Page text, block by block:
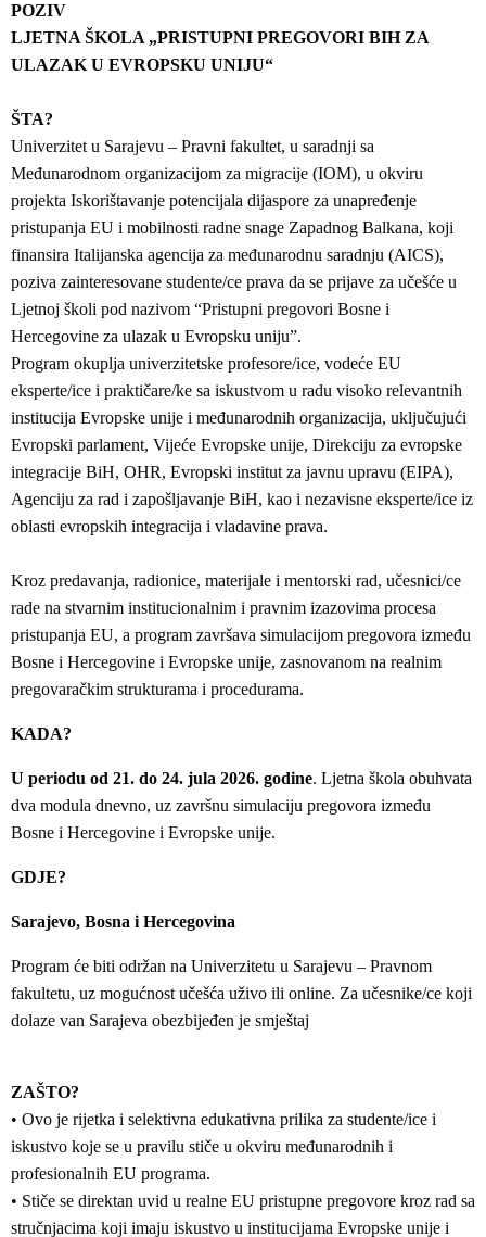
POZIV
LJETNA ŠKOLA „PRISTUPNI PREGOVORI BIH ZA
ULAZAK U EVROPSKU UNIJU“
ŠTA?
Univerzitet u Sarajevu – Pravni fakultet, u saradnji sa
Međunarodnom organizacijom za migracije (IOM), u okviru
projekta Iskorištavanje potencijala dijaspore za unapređenje
pristupanja EU i mobilnosti radne snage Zapadnog Balkana, koji
finansira Italijanska agencija za međunarodnu saradnju (AICS),
poziva zainteresovane studente/ce prava da se prijave za učešće u
Ljetnoj školi pod nazivom “Pristupni pregovori Bosne i
Hercegovine za ulazak u Evropsku uniju”.
Program okuplja univerzitetske profesore/ice, vodeće EU
eksperte/ice i praktičare/ke sa iskustvom u radu visoko relevantnih
institucija Evropske unije i međunarodnih organizacija, uključujući
Evropski parlament, Vijeće Evropske unije, Direkciju za evropske
integracije BiH, OHR, Evropski institut za javnu upravu (EIPA),
Agenciju za rad i zapošljavanje BiH, kao i nezavisne eksperte/ice iz
oblasti evropskih integracija i vladavine prava.
Kroz predavanja, radionice, materijale i mentorski rad, učesnici/ce
rade na stvarnim institucionalnim i pravnim izazovima procesa
pristupanja EU, a program završava simulacijom pregovora između
Bosne i Hercegovine i Evropske unije, zasnovanom na realnim
pregovaračkim strukturama i procedurama.
KADA?
U periodu od 21. do 24. jula 2026. godine. Ljetna škola obuhvata
dva modula dnevno, uz završnu simulaciju pregovora između
Bosne i Hercegovine i Evropske unije.
GDJE?
Sarajevo, Bosna i Hercegovina
Program će biti održan na Univerzitetu u Sarajevu – Pravnom
fakultetu, uz mogućnost učešća uživo ili online. Za učesnike/ce koji
dolaze van Sarajeva obezbijeđen je smještaj
ZAŠTO?
• Ovo je rijetka i selektivna edukativna prilika za studente/ice i
iskustvo koje se u pravilu stiče u okviru međunarodnih i
profesionalnih EU programa.
• Stiče se direktan uvid u realne EU pristupne pregovore kroz rad sa
stručnjacima koji imaju iskustvo u institucijama Evropske unije i